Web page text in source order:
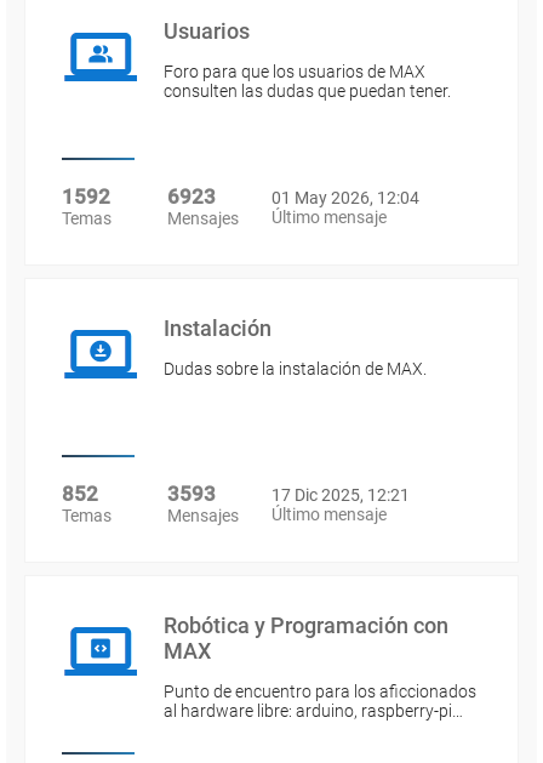
Usuarios
Foro para que los usuarios de MAX
consulten las dudas que puedan tener.
1592
Temas
6923
Mensajes
01 May 2026, 12:04
Último mensaje
Instalación
Dudas sobre la instalación de MAX.
852
Temas
3593
Mensajes
17 Dic 2025, 12:21
Último mensaje
Robótica y Programación con
MAX
Punto de encuentro para los aficcionados
al hardware libre: arduino, raspberry-pi…